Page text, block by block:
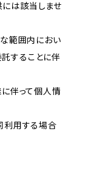
は該当しませ
な範囲内におい
することに伴
に伴って個人情
利用する場合